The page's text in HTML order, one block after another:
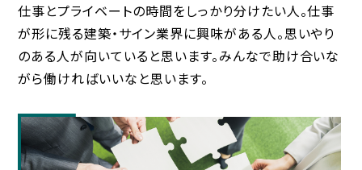
仕事とプライベートの時間をしっかり分けたい人。仕事
が形に残る建築・サイン業界に興味がある人。思いやり
のある人が向いていると思います。みんなで助け合いな
がら働ければいいなと思います。